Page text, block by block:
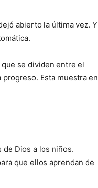
abierto la última vez. Y
se dividen entre el
Esta muestra en
Dios a los niños.
que ellos aprendan de